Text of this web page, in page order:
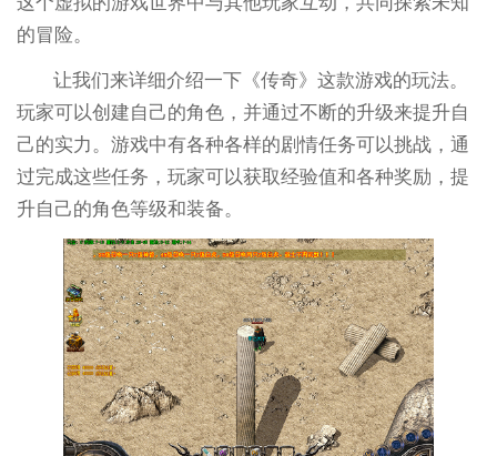
的冒险。
让我们来详细介绍一下《传奇》这款游戏的玩法。
玩家可以创建自己的角色，并通过不断的升级来提升自
己的实力。游戏中有各种各样的剧情任务可以挑战，通
过完成这些任务，玩家可以获取经验值和各种奖励，提
升自己的角色等级和装备。